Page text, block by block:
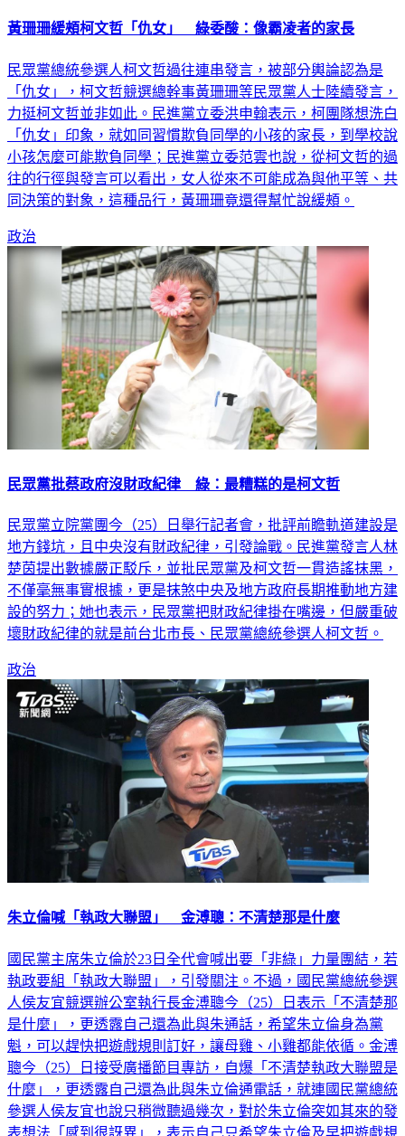
民眾黨總統參選人柯文哲過往連串發言，被部分輿論認為是
「仇女」，柯文哲競選總幹事黃珊珊等民眾黨人士陸續發言，
力挺柯文哲並非如此。民進黨立委洪申翰表示，柯團隊想洗白
「仇女」印象，就如同習慣欺負同學的小孩的家長，到學校說
小孩怎麼可能欺負同學；民進黨立委范雲也說，從柯文哲的過
往的行徑與發言可以看出，女人從來不可能成為與他平等、共
政治
民眾黨立院黨團今（25）日舉行記者會，批評前瞻軌道建設是
地方錢坑，且中央沒有財政紀律，引發論戰。民進黨發言人林
楚茵提出數據嚴正駁斥，並批民眾黨及柯文哲一貫造謠抹黑，
不僅毫無事實根據，更是抹煞中央及地方政府長期推動地方建
設的努力；她也表示，民眾黨把財政紀律掛在嘴邊，但嚴重破
政治
國民黨主席朱立倫於23日全代會喊出要「非綠」力量團結，若
執政要組「執政大聯盟」，引發關注。不過，國民黨總統參選
人侯友宜競選辦公室執行長金溥聰今（25）日表示「不清楚那
是什麼」，更透露自己還為此與朱通話，希望朱立倫身為黨
魁，可以趕快把遊戲規則訂好，讓母雞、小雞都能依循。金溥
聰今（25）日接受廣播節目專訪，自爆「不清楚執政大聯盟是
什麼」，更透露自己還為此與朱立倫通電話，就連國民黨總統
參選人侯友宜也說只稍微聽過幾次，對於朱立倫突如其來的發